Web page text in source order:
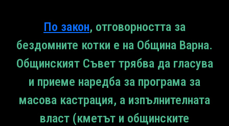
По закон, отговорността за
бездомните котки е на Община Варна.
Общинският Съвет трябва да гласува
и приеме наредба за програма за
масова кастрация, а изпълнителната
власт (кметът и общинските